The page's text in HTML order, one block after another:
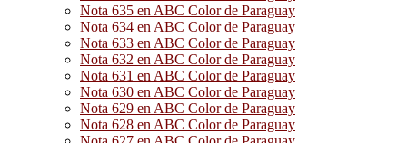
Nota 635 en ABC Color de Paraguay
Nota 634 en ABC Color de Paraguay
Nota 633 en ABC Color de Paraguay
Nota 632 en ABC Color de Paraguay
Nota 631 en ABC Color de Paraguay
Nota 630 en ABC Color de Paraguay
Nota 629 en ABC Color de Paraguay
Nota 628 en ABC Color de Paraguay